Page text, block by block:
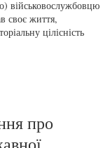
військовослужбовцю
своє життя,
цілісність
про